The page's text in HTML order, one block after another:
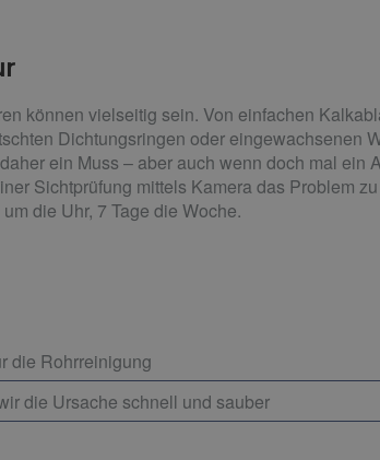
können vielseitig sein. Von einfachen
Dichtungsringen oder eingewachsenen
ein Muss – aber auch wenn doch mal ein
Sichtprüfung mittels Kamera das Problem
die Uhr, 7 Tage die Woche.
die Rohrreinigung
die Ursache schnell und sauber